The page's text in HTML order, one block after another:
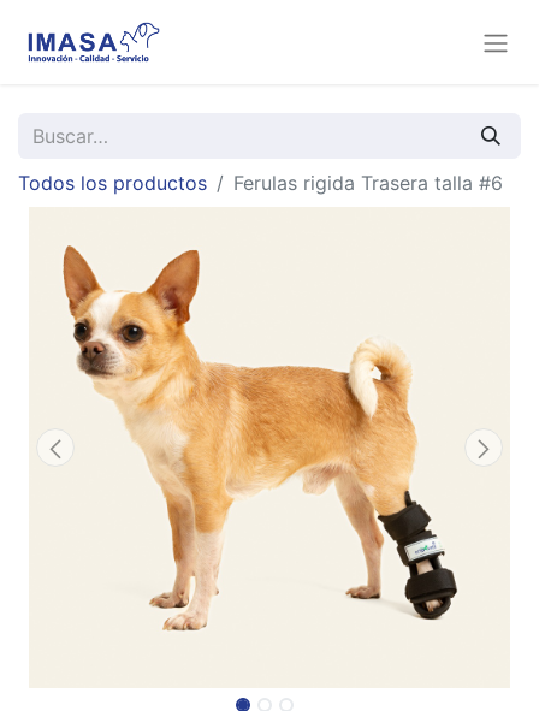
Todos los productos Ferulas rigida Trasera talla #6